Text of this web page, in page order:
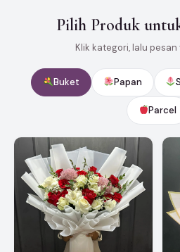
Pilih Produk
Klik kategori, lalu
Buket Papan
Parcel